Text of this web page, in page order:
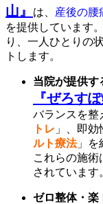
山』 は、 産後の腰
を提供しています
り、一人ひとりの
トします。
当院が提供す
『ぜろす
バランスを整
トレ 」、即
ルト療法」を
これらの施
されています
ゼロ整体・楽